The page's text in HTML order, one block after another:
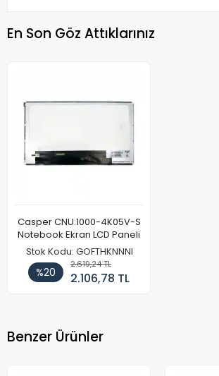
En Son Göz Attıklarınız
Casper CNU.1000-4K05V-S
Notebook Ekran LCD Paneli
Stok Kodu: GOFTHKNNNI
%20
2.619,24 TL
2.106,78 TL
Benzer Ürünler